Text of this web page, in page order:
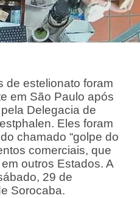
de estelionato foram
em São Paulo após
Delegacia de
Eles foram
chamado “golpe do
comerciais, que
outros Estados. A
29 de
Sorocaba.